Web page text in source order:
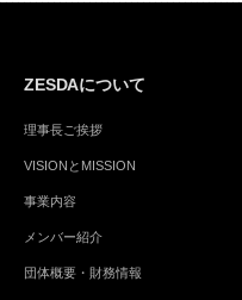
ZESDAについて
理事長ご挨拶
VISIONとMISSION
事業内容
メンバー紹介
団体概要・財務情報